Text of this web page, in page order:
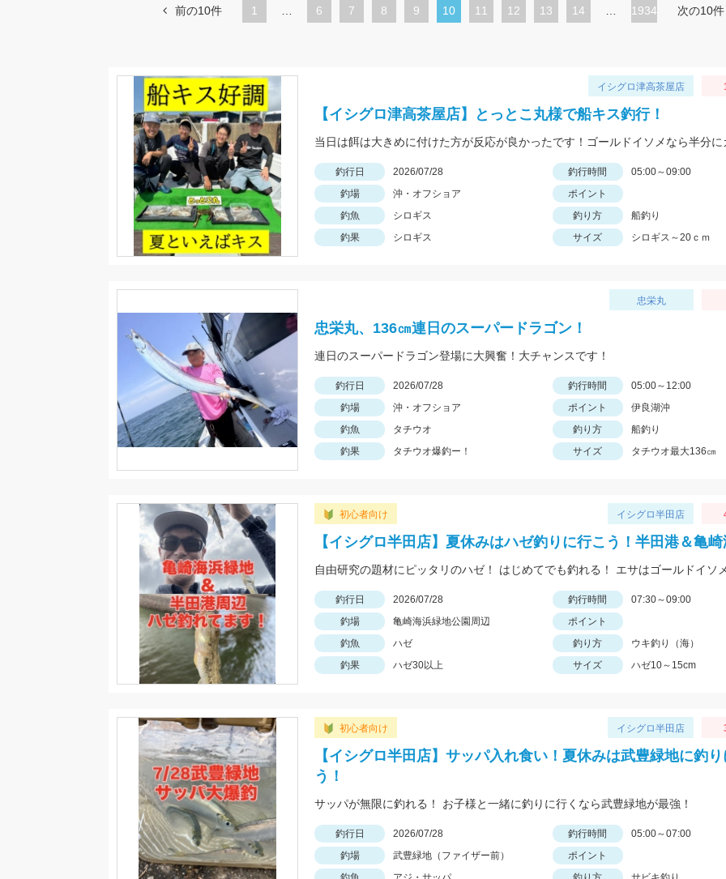
前の10件 1
ペ
6
ペ
7
ペ
8
ペ
9
カ
ペ
10
ペ
11
ペ
12
ペ
13
ペ
14 1934 次の10件
イシグロ津高茶屋店
【イシグロ津高茶屋店】とっとこ丸様で船キス釣行！
釣行日 2026/07/28 釣行時間
05:00～09:00
釣場
沖・オフショア
ポイント
釣魚
シロギス 釣り方
船釣り
釣果
シロギス サイズ シロギス～20ｃｍ
忠栄丸
忠栄丸、136㎝連日のスーパードラゴン！
連日のスーパードラゴン登場に大興奮！大チャンスです！
釣行日 2026/07/28 釣行時間
05:00～12:00
釣場
沖・オフショア ポイント
伊良湖沖
釣魚
タチウオ 釣り方
船釣り
釣果
タチウオ爆釣ー！ サイズ タチウオ最大136㎝
初心者向け イシグロ半田店
【イシグロ半田店】夏休みはハゼ釣りに行こう！半田港＆亀
自由研究の題材にピッタリのハゼ！ はじめてでも釣れる！ エサはゴールドイソ
釣行日 2026/07/28 釣行時間
07:30～09:00
釣場
亀崎海浜緑地公園周辺
ポイント
釣魚
ハゼ 釣り方
ウキ釣り（海）
釣果
ハゼ30以上 サイズ ハゼ10～15cm
初心者向け イシグロ半田店
【イシグロ半田店】サッパ入れ食い！夏休みは武豊緑地に釣
う！
サッパが無限に釣れる！ お子様と一緒に釣りに行くなら武豊緑地が最強！
釣行日 2026/07/28 釣行時間
05:00～07:00
釣場
武豊緑地（ファイザー前）
ポイント